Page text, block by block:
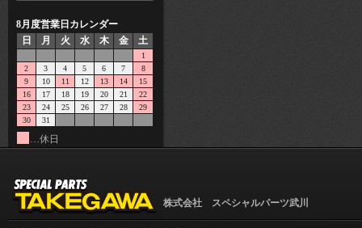
8月度営業日カレンダー
日
月 火 水 木 金 土
1
2
3 4 5 6 7
8
9
10 11 12 13 14
15
16
17 18 19 20 21
22
23
24 25 26 27 28
29
30
31
…休日
株式会社 スペシャルパーツ武川